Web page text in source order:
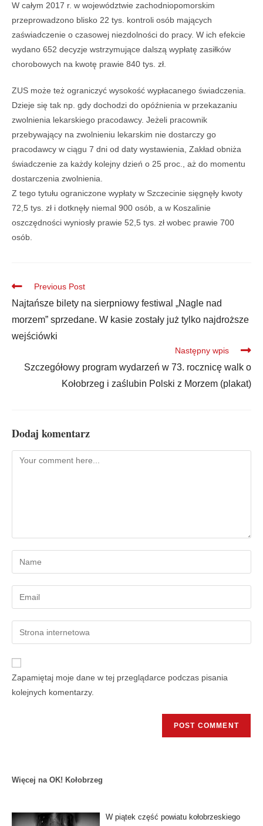
W całym 2017 r. w województwie zachodniopomorskim
przeprowadzono blisko 22 tys. kontroli osób mających
zaświadczenie o czasowej niezdolności do pracy. W ich efekcie
wydano 652 decyzje wstrzymujące dalszą wypłatę zasiłków
chorobowych na kwotę prawie 840 tys. zł.
ZUS może też ograniczyć wysokość wypłacanego świadczenia.
Dzieje się tak np. gdy dochodzi do opóźnienia w przekazaniu
zwolnienia lekarskiego pracodawcy. Jeżeli pracownik
przebywający na zwolnieniu lekarskim nie dostarczy go
pracodawcy w ciągu 7 dni od daty wystawienia, Zakład obniża
świadczenie za każdy kolejny dzień o 25 proc., aż do momentu
dostarczenia zwolnienia.
Z tego tytułu ograniczone wypłaty w Szczecinie sięgnęły kwoty
72,5 tys. zł i dotknęły niemal 900 osób, a w Koszalinie
oszczędności wyniosły prawie 52,5 tys. zł wobec prawie 700
osób.
Previous Post
Najtańsze bilety na sierpniowy festiwal „Nagle nad
morzem” sprzedane. W kasie zostały już tylko najdroższe
wejściówki
Następny wpis
Szczegółowy program wydarzeń w 73. rocznicę walk o
Kołobrzeg i zaślubin Polski z Morzem (plakat)
Dodaj komentarz
Zapamiętaj moje dane w tej przeglądarce podczas pisania
kolejnych komentarzy.
Więcej na OK! Kołobrzeg
W piątek część powiatu kołobrzeskiego